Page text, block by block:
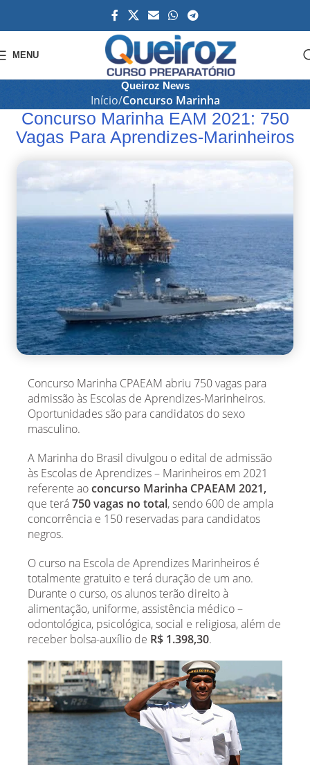
MENU
Queiroz News
Início Concurso Marinha
Concurso Marinha EAM 2021: 750
Vagas Para Aprendizes-Marinheiros
Concurso Marinha CPAEAM abriu 750 vagas para
admissão às Escolas de Aprendizes-Marinheiros.
Oportunidades são para candidatos do sexo
masculino.
A Marinha do Brasil divulgou o edital de admissão
às Escolas de Aprendizes – Marinheiros em 2021
referente aoconcurso Marinha CPAEAM 2021,
que terá750 vagas no total, sendo 600 de ampla
concorrência e 150 reservadas para candidatos
negros.
O curso na Escola de Aprendizes Marinheiros é
totalmente gratuito e terá duração de um ano.
Durante o curso, os alunos terão direito à
alimentação, uniforme, assistência médico –
odontológica, psicológica, social e religiosa, além de
receber bolsa-auxílio de R$ 1.398,30.